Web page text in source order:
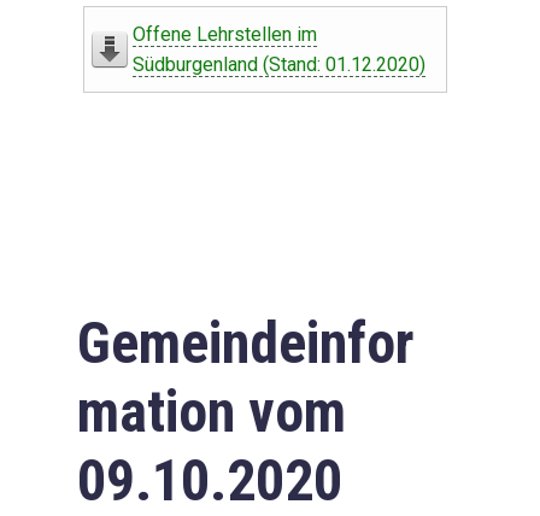
Offene Lehrstellen im
Südburgenland (Stand: 01.12.2020)
Gemeindeinfor
mation vom
09.10.2020